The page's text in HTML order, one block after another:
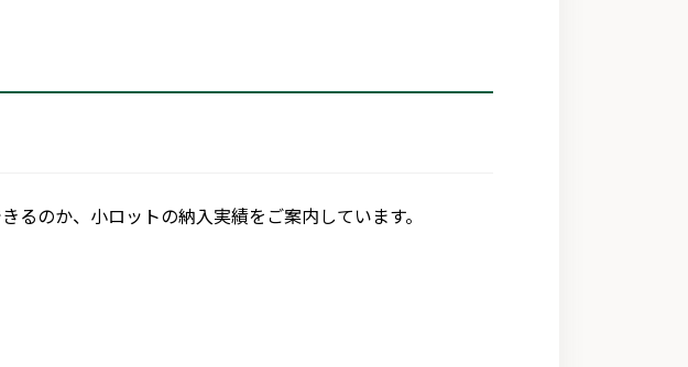
るのか、小ロットの納入実績をご案内しています。